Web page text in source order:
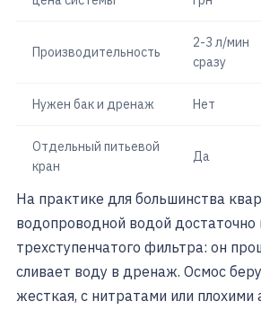
Производительность
2-3 л/мин
сразу
Нужен бак и дренаж Нет
Отдельный питьевой
кран
Да
На практике для большинства
водопроводной водой достаточно
трехступенчатого фильтра: он
сливает воду в дренаж. Осмос
жесткая, с нитратами или плохими